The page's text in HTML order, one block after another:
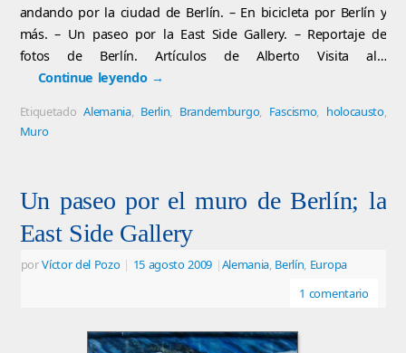
andando por la ciudad de Berlín. – En bicicleta por Berlín y
más. – Un paseo por la East Side Gallery. – Reportaje de
fotos de Berlín. Artículos de Alberto Visita al…
Continue leyendo →
EtiquetadoAlemania, Berlin, Brandemburgo, Fascismo, holocausto,
Muro
Un paseo por el muro de Berlín; la
East Side Gallery
porVíctor del Pozo | 15 agosto 2009 |Alemania, Berlín, Europa
1 comentario